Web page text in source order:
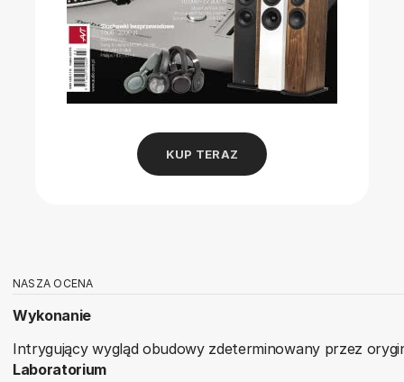
KUP TERAZ
NASZA OCENA
Wykonanie
Intrygujący wygląd obudowy zdeterminowany przez
Laboratorium